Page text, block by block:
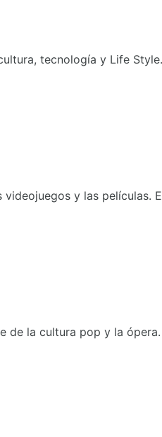
tecnología y Life Style.
y las películas.
de la cultura pop y la ópera.